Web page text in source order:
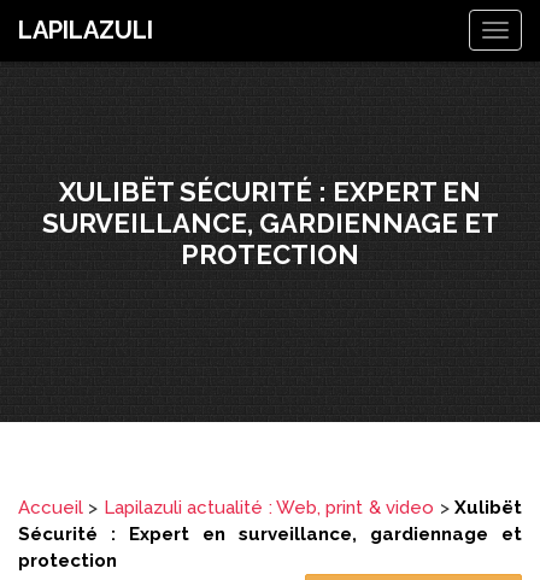
LAPILAZULI
XULIBËT SÉCURITÉ : EXPERT EN
SURVEILLANCE, GARDIENNAGE ET
PROTECTION
Accueil > Lapilazuli actualité : Web, print & video >Xulibët
Sécurité : Expert en surveillance, gardiennage et
protection